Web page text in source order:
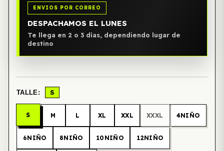
ENVIOS POR CORREO
DESPACHAMOS EL LUNES
Te llega en 2 o 3 días, dependiendo lugar de
destino
TALLE: S
S M L XL XXL XXXL 4NIÑO
6NIÑO 8NIÑO 10NIÑO 12NIÑO